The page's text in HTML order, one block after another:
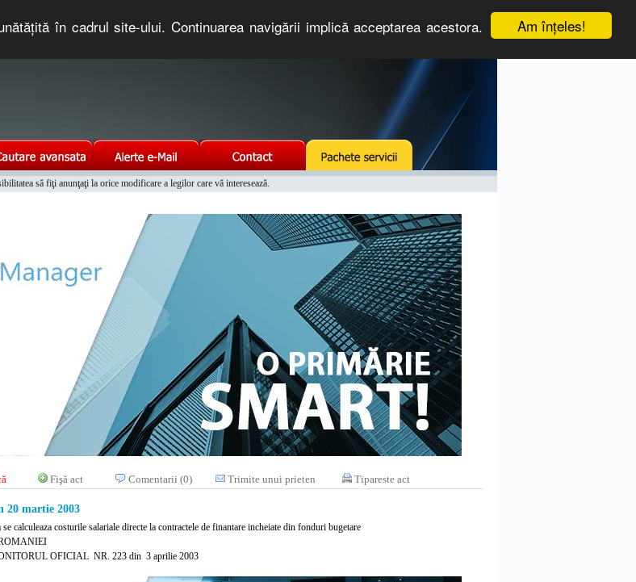
Am înţeles!
în cadrul site-ului. Continuarea navigării implică acceptarea acestora.
să fiţi anunţaţi la orice modificare a legilor care vă interesează.
Fişă act Comentarii (0) Trimite unui prieten Tipareste act
martie 2003
calculeaza costurile salariale directe la contractele de finantare incheiate din fonduri bugetare
OFICIAL NR. 223 din 3 aprilie 2003